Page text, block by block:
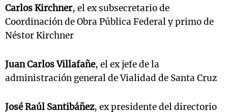
Carlos Kirchner, el ex subsecretario de
Coordinación de Obra Pública Federal y primo de
Néstor Kirchner
Juan Carlos Villafañe, el ex jefe de la
administración general de Vialidad de Santa Cruz
José Raúl Santibáñez, ex presidente del directorio